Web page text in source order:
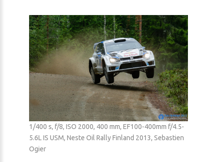
1/400 s, f/8, ISO 2000, 400 mm, EF100-400mm f/4.5-
5.6L IS USM, Neste Oil Rally Finland 2013, Sebastien
Ogier